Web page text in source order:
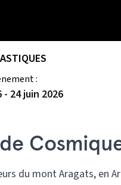
:
- 24 juin 2026
du mont Aragats, en